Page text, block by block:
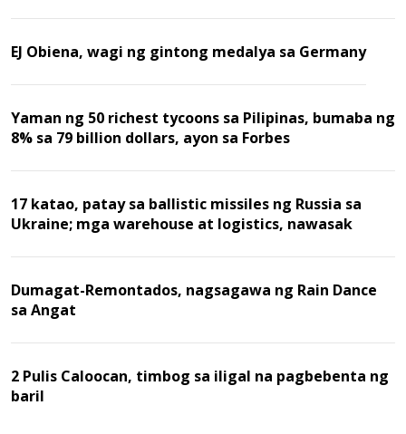
EJ Obiena, wagi ng gintong medalya sa Germany
Yaman ng 50 richest tycoons sa Pilipinas, bumaba ng
8% sa 79 billion dollars, ayon sa Forbes
17 katao, patay sa ballistic missiles ng Russia sa
Ukraine; mga warehouse at logistics, nawasak
Dumagat-Remontados, nagsagawa ng Rain Dance
sa Angat
2 Pulis Caloocan, timbog sa iligal na pagbebenta ng
baril